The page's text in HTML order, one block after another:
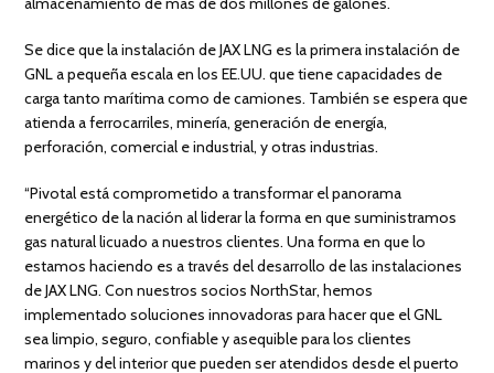
Se dice que la instalación de JAX LNG es la primera instalación de
GNL a pequeña escala en los EE.UU. que tiene capacidades de
carga tanto marítima como de camiones. También se espera que
atienda a ferrocarriles, minería, generación de energía,
perforación, comercial e industrial, y otras industrias.
“Pivotal está comprometido a transformar el panorama
energético de la nación al liderar la forma en que suministramos
gas natural licuado a nuestros clientes. Una forma en que lo
estamos haciendo es a través del desarrollo de las instalaciones
de JAX LNG. Con nuestros socios NorthStar, hemos
implementado soluciones innovadoras para hacer que el GNL
sea limpio, seguro, confiable y asequible para los clientes
marinos y del interior que pueden ser atendidos desde el puerto